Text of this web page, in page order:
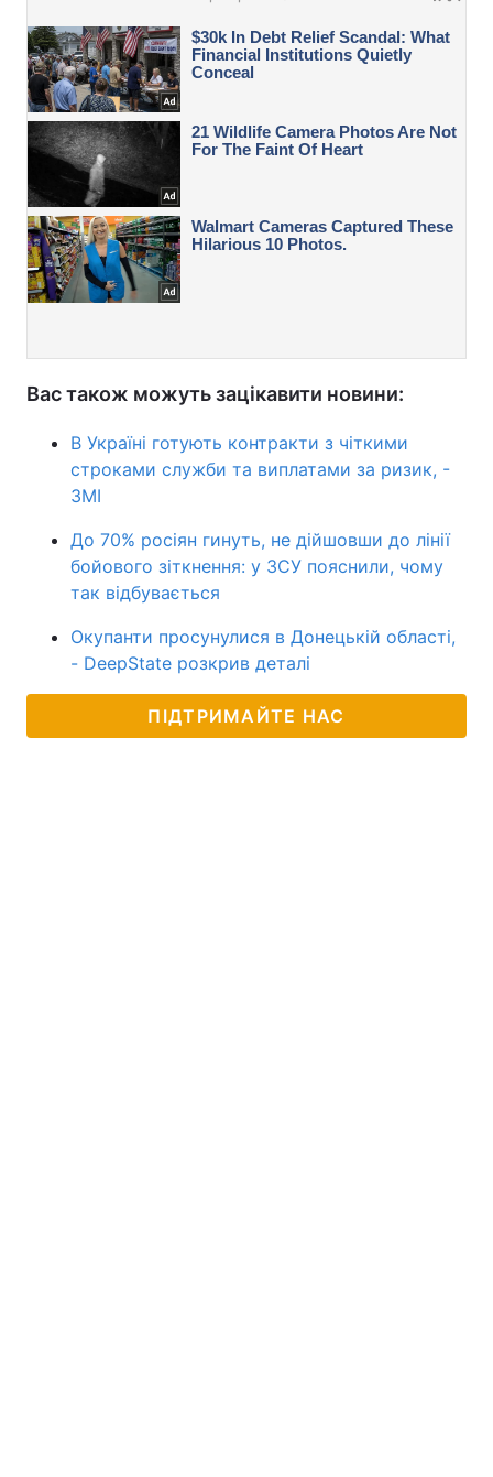
Вас також можуть зацікавити новини:
В Україні готують контракти з чіткими
строками служби та виплатами за ризик, -
ЗМІ
До 70% росіян гинуть, не дійшовши до лінії
бойового зіткнення: у ЗСУ пояснили, чому
так відбувається
Окупанти просунулися в Донецькій області,
- DeepState розкрив деталі
ПІДТРИМАЙТЕ НАС